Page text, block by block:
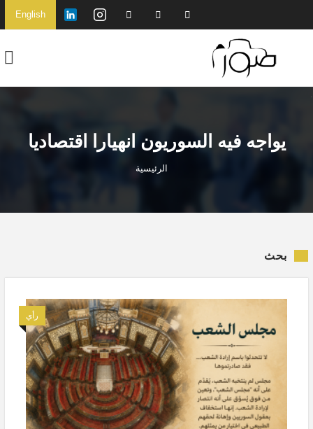
English
يواجه فيه السوريون انهيارا اقتصاديا
الرئيسية
بحث
رأي